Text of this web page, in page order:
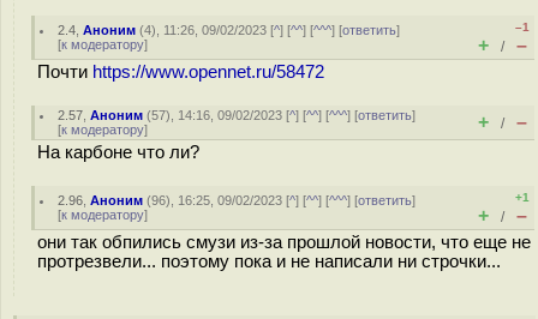
2.4 ,Аноним (4), 11:26, 09/02/2023 [^] [^^] [^^^] [ответить]
[к модератору]
–1
+ / –
Почти https://www.opennet.ru/58472
2.57 ,Аноним (57), 14:16, 09/02/2023 [^] [^^] [^^^] [ответить]
[к модератору] + / –
На карбоне что ли?
2.96 ,Аноним (96), 16:25, 09/02/2023 [^] [^^] [^^^] [ответить]
[к модератору]
+1
+ / –
они так обпились смузи из-за прошлой новости, что еще не
протрезвели... поэтому пока и не написали ни строчки...